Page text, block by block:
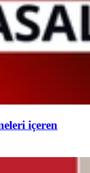
içeren